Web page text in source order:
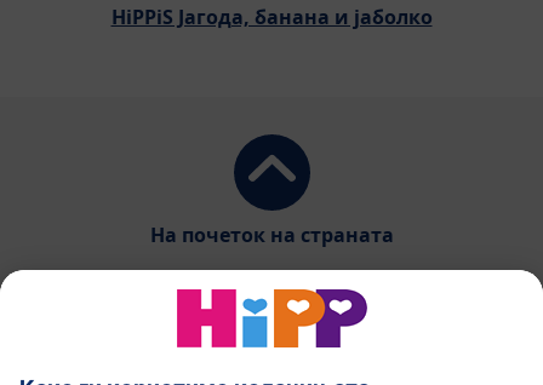
HiPPiS Јагода, банана и јаболко
На почеток на страната